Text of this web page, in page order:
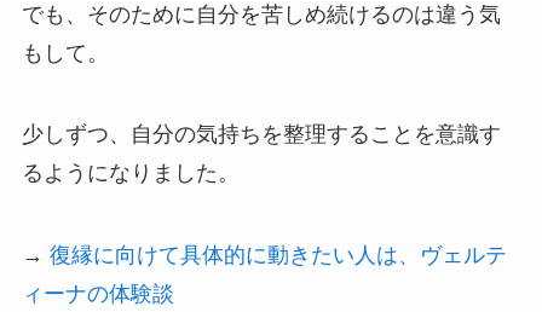
でも、そのために自分を苦しめ続けるのは違う気
もして。
少しずつ、自分の気持ちを整理することを意識す
るようになりました。
→ 復縁に向けて具体的に動きたい人は、ヴェルテ
ィーナの体験談